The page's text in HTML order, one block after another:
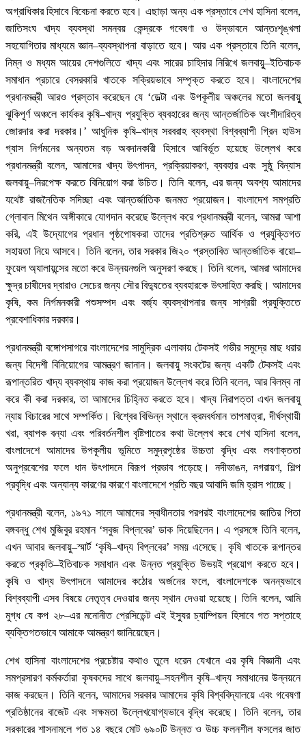
অগ্রাধিকার হিসাবে বিবেচনা করতে হবে। এছাড়া অন্য এক প্রস্তাবে শেখ হাসিনা বলেন,
জাতিসংঘ খাদ্য ব্যবস্থা সমন্বয় কেন্দ্রকে গবেষণা ও উদ্ভাবনে আন্তঃশৃঙ্খলা
সহযোগিতার মাধ্যমে জ্ঞান–ব্যবস্থাপনা বাড়াতে হবে। আর এক প্রস্তাবে তিনি বলেন,
নিম্ন ও মধ্যম আয়ের দেশগুলিতে খাদ্য এবং সারের চাহিদার নিরিখে জলবায়ুু–ইতিবাচক
সমাধান প্রচারে বেসরকারি খাতকে সক্রিয়ভাবে সম্পৃক্ত করতে হবে। বাংলাদেশের
প্রধানমন্ত্রী আরও প্রস্তাব করেছেন যে ‘ডেল্টা এবং উপকূলীয় অঞ্চলের মতো জলবায়ুু
ঝুকিপূর্ণ অঞ্চলে কার্যকর কৃষি–খাদ্য প্রযুক্তি ব্যবহারের জন্য আন্তর্জাতিক অংশীদারিত্ব
জোরদার করা দরকার।’ আধুনিক কৃষি–খাদ্য সরবরাহ ব্যবস্থা বিশ্বব্যাপী গ্রিন হাউস
গ্যাস নির্গমনের অন্যতম বড় অবদানকারী হিসাবে আবির্ভূত হয়েছে উল্লেখ করে
প্রধানমন্ত্রী বলেন, আমাদের খাদ্য উৎপাদন, প্রক্রিয়াকরণ, ব্যবহার এবং সুষ্ঠু বিন্যাস
জলবায়ু–নিরপেক্ষ করতে বিনিয়োগ করা উচিত। তিনি বলেন, এর জন্য অবশ্য আমাদের
যথেষ্ট রাজনৈতিক সদিচ্ছা এবং আন্তর্জাতিক জনমত প্রয়োজন। বাংলাদেশ সমপ্রতি
গ্লোবাল মিথেন অঙ্গীকারে যোগদান করেছে উল্লেখ করে প্রধানমন্ত্রী বলেন, আমরা আশা
করি, এই উদ্যোগের প্রধান পৃষ্ঠপোষকরা তাদের প্রতিশ্রুত আর্থিক ও প্রযুক্তিগত
সহায়তা নিয়ে আসবে। তিনি বলেন, তার সরকার জি২০ প্রস্তাবিত আন্তর্জাতিক বায়ো–
ফুয়েল অ্যালায়ন্সের মতো করে উন্নয়নগুলি অনুসরণ করছে। তিনি বলেন, আমরা আমাদের
ক্ষুদ্র চাষীদের দ্বারাও সেচের জন্য সৌর বিদ্যুতের ব্যবহারকে উৎসাহিত করছি। আমাদের
কৃষি, কম নির্গমনকারী পশুসম্পদ এবং বর্জ্য ব্যবস্থাপনার জন্য সাশ্রয়ী প্রযুক্তিতে
প্রবেশাধিকার দরকার।
প্রধানমন্ত্রী বঙ্গোপসাগরে বাংলাদেশের সামুদ্রিক এলাকায় টেকসই গভীর সমুদ্রে মাছ ধরার
জন্য বিদেশী বিনিয়োগের আমন্ত্রণ জানান। জলবায়ু সংকটের জন্য একটি টেকসই এবং
রূপান্তরিত খাদ্য ব্যবস্থায় কাজ করা প্রয়োজন উল্লেখ করে তিনি বলেন, আর বিলম্ব না
করে কী করা দরকার, তা আমাদের চিহ্নিত করতে হবে। খাদ্য নিরাপত্তা এখন জলবায়ু
ন্যায় বিচারের সাথে সম্পর্কিত। বিশ্বের বিভিন্ন স্থানে ক্রমবর্ধমান তাপমাত্রা, দীর্ঘস্থায়ী
খরা, ব্যাপক বন্যা এবং পরিবর্তনশীল বৃষ্টিপাতের কথা উল্লেখ করে শেখ হাসিনা বলেন,
বাংলাদেশে আমাদের উপকূলীয় ভূমিতে সমুদ্রপৃষ্ঠের উচ্চতা বৃদ্ধি এবং লবণাক্ততা
অনুপ্রবেশের ফলে ধান উৎপাদনে বিরূপ প্রভাব পড়েছে। নদীভাঙন, নগরায়ণ, শিল্প
প্রবৃদ্ধি এবং অন্যান্য কারণের কারণে বাংলাদেশে প্রতি বছর আবাদি জমি হ্রাস পাচ্ছে।
প্রধানমন্ত্রী বলেন, ১৯৭১ সালে আমাদের স্বাধীনতার পরপরই বাংলাদেশের জাতির পিতা
বঙ্গবন্ধু শেখ মুজিবুর রহমান ‘সবুজ বিপ্লবের’ ডাক দিয়েছিলেন। এ প্রসঙ্গে তিনি বলেন,
এখন আবার জলবায়ু–স্মার্ট ‘কৃষি–খাদ্য বিপ্লবের’ সময় এসেছে। কৃষি খাতকে রূপান্তর
করতে প্রকৃতি–ইতিবাচক সমাধান এবং উন্নত প্রযুক্তি উভয়ই প্রয়োগ করতে হবে।
কৃষি ও খাদ্য উৎপাদনে আমাদের কঠোর অর্জনের ফলে, বাংলাদেশকে অনন্যভাবে
বিশ্বব্যাপী এসব বিষয়ে নেতৃত্ব দেওয়ার জন্য স্থান দেওয়া হয়েছে। তিনি বলেন, আমি
মুগ্ধ যে কপ ২৮–এর মনোনীত প্রেসিডেন্ট এই ইস্যুর চ্যাম্পিয়ন হিসাবে গত সপ্তাহে
ব্যক্তিগতভাবে আমাকে আমন্ত্রণ জানিয়েছেন।
শেখ হাসিনা বাংলাদেশের প্রচেষ্টার কথাও তুলে ধরেন যেখানে এর কৃষি বিজ্ঞানী এবং
সমপ্রসারণ কর্মকর্তারা কৃষকদের সাথে জলবায়ু–সহনশীল কৃষি–খাদ্য সমাধানের উন্নয়নে
কাজ করছেন। তিনি বলেন, আমাদের সরকার আমাদের কৃষি বিশ্ববিদ্যালয়ে এবং গবেষণা
প্রতিষ্ঠানের বাজেট এবং সক্ষমতা উল্লেখযোগ্যভাবে বৃদ্ধি করেছে। তিনি বলেন, তার
সরকারের শাসনামলে গত ১৪ বছরে মোট ৬৯০টি উন্নত ও উচ্চ ফলনশীল ফসলের জাত